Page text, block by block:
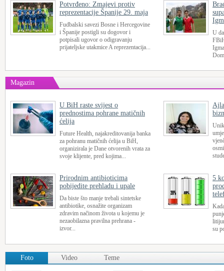
Potvrđeno: Zmajevi protiv
reprezentacije Španije 29. maja
Fudbalski savezi Bosne i Hercegovine
i Španije postigli su dogovor i
potpisali ugovor o odigravanju
prijateljske utakmice A reprezentacija...
U
Magazin
U BiH raste svijest o
prednostima pohrane matičnih
ćelija
Future Health, najakreditovanija banka
za pohranu matičnih ćelija u BiH,
organizirala je Dane otvorenih vrata za
svoje klijente, pred kojima...
Prirodnim antibioticima
pobijedite prehladu i upale
Da biste što manje trebali sintetske
antibiotike, osnažite organizam
zdravim načinom života u kojemu je
nezaobilazna pravilna prehrana -
izvor...
5
su
Foto Video Teme